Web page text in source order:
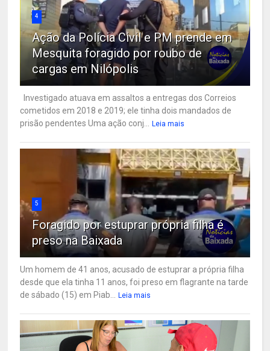
4
Ação da Polícia Civil e PM prende em
Mesquita foragido por roubo de
cargas em Nilópolis
Investigado atuava em assaltos a entregas dos Correios
cometidos em 2018 e 2019; ele tinha dois mandados de
prisão pendentes Uma ação conj...
Leia mais
5
Foragido por estuprar própria filha é
preso na Baixada
Um homem de 41 anos, acusado de estuprar a própria filha
desde que ela tinha 11 anos, foi preso em flagrante na tarde
de sábado (15) em Piab...
Leia mais